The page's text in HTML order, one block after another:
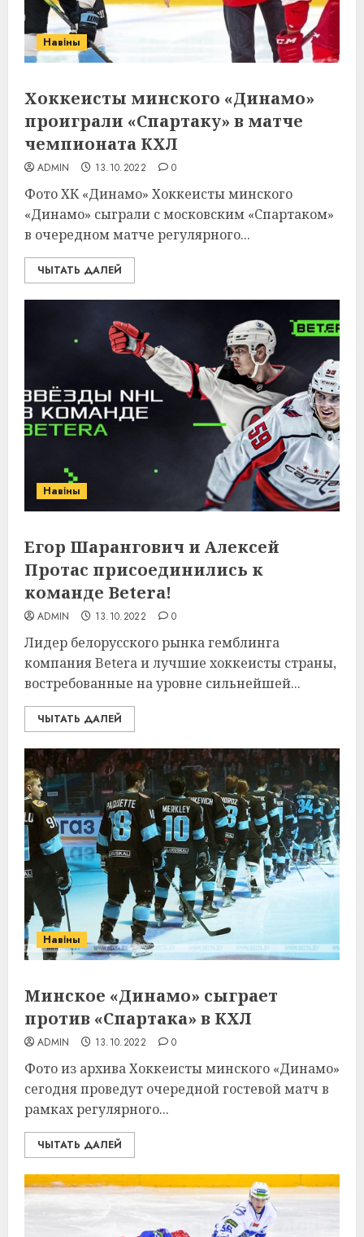
Навіны
Хоккеисты минского «Динамо»
проиграли «Спартаку» в матче
чемпионата КХЛ
ADMIN 13.10.2022 0
Фото ХК «Динамо» Хоккеисты минского
«Динамо» сыграли с московским «Спартаком»
в очередном матче регулярного...
ЧЫТАТЬ ДАЛЕЙ
Навіны
Егор Шарангович и Алексей
Протас присоединились к
команде Betera!
ADMIN 13.10.2022 0
Лидер белорусского рынка гемблинга
компания Betera и лучшие хоккеисты страны,
востребованные на уровне сильнейшей...
ЧЫТАТЬ ДАЛЕЙ
Навіны
Минское «Динамо» сыграет
против «Спартака» в КХЛ
ADMIN 13.10.2022 0
Фото из архива Хоккеисты минского «Динамо»
сегодня проведут очередной гостевой матч в
рамках регулярного...
ЧЫТАТЬ ДАЛЕЙ